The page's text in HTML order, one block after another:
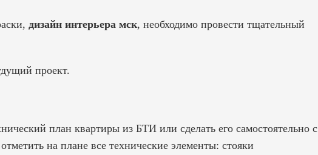
дизайн интерьера мск, необходимо провести тщательный
проект.
план квартиры из БТИ или сделать его самостоятельно с
на плане все технические элементы: стояки